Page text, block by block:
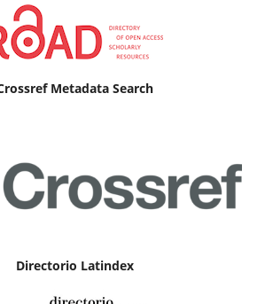
Metadata Search
Directorio Latindex